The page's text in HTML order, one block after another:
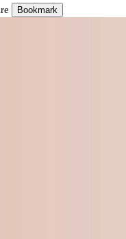
Bookmark